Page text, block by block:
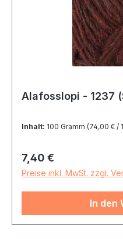
Alafosslopi - 1237
Inhalt: 100 Gramm (74,00 € /
Regulärer Preis:
7,40 €
Preise inkl. MwSt. zzgl.
In den